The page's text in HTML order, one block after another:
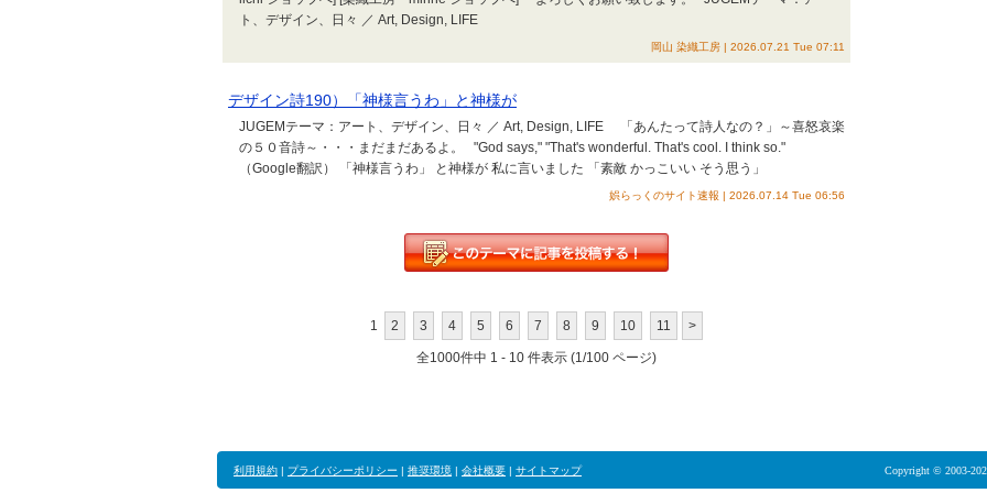
ト、デザイン、日々 ／ Art, Design, LIFE
岡山 染織工房 | 2026.07.21 Tue 07:11
デザイン詩190）「神様言うわ」と神様が
JUGEMテーマ：アート、デザイン、日々 ／ Art, Design, LIFE 「あんたって詩人なの？」～喜怒哀楽
の５０音詩～・・・まだまだあるよ。 "God says," "That's wonderful. That's cool. I think so."
（Google翻訳） 「神様言うわ」 と神様が 私に言いました 「素敵 かっこいい そう思う」
娯らっくのサイト速報 | 2026.07.14 Tue 06:56
1 2 3 4 5 6 7 8 9 10 11 >
全1000件中 1 - 10 件表示 (1/100 ページ)
利用規約 | プライバシーポリシー | 推奨環境 | 会社概要 | サイトマップ Copyright © 2003-